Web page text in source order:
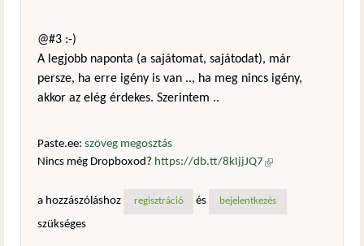
@#3 :-)
A legjobb naponta (a sajátomat, sajátodat), már
persze, ha erre igény is van .., ha meg nincs igény,
akkor az elég érdekes. Szerintem ..
Paste.ee: szöveg megosztás
Nincs még Dropboxod? https://db.tt/8kIjjJQ7 (külső
a hozzászóláshoz
regisztráció és bejelentkezés
szükséges